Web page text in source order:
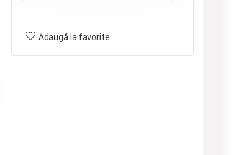
Adaugă la favorite